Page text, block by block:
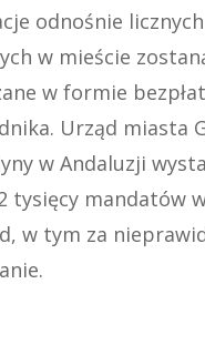
odnośnie
w mieście
w formie
Urząd miasta
w Andaluzji
tysięcy mandatów
w tym za